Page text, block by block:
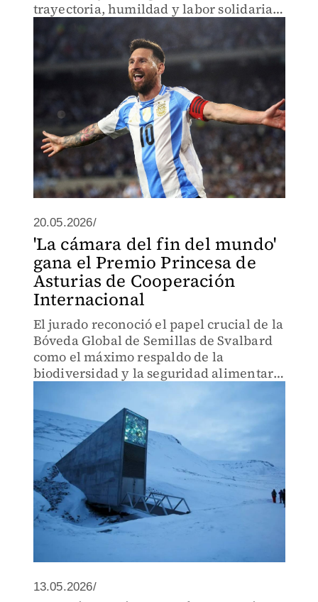
trayectoria, humildad y labor solidaria
con la infancia.
20.05.2026/
'La cámara del fin del mundo'
gana el Premio Princesa de
Asturias de Cooperación
Internacional
El jurado reconoció el papel crucial de la
Bóveda Global de Semillas de Svalbard
como el máximo respaldo de la
biodiversidad y la seguridad alimentaria
13.05.2026/